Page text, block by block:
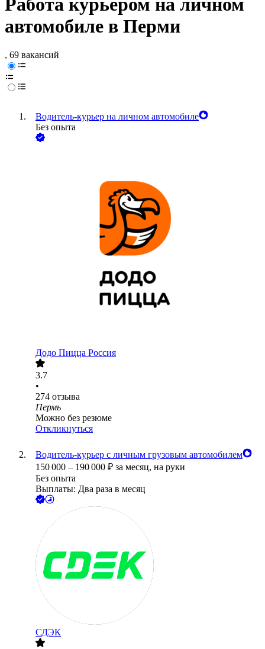
автомобиле в Перми
, 69 вакансий
Водитель-курьер на личном автомобиле
Без опыта
Додо Пицца Россия
3.7
•
274 отзыва
Пермь
Можно без резюме
Откликнуться
Водитель-курьер с личным грузовым автомобилем
150 000 – 190 000 ₽ за месяц, на руки
Без опыта
Выплаты: Два раза в месяц
СДЭК